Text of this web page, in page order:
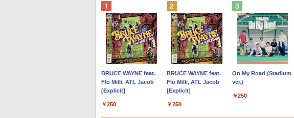
Anker Soundcore P40i
ブラック
Anker Soundcore P31i
ブラック
Anker Soundcore
Liberty 5 ミッドナイト
BRUCE WAYNE feat.
Flo Milli, ATL Jacob
[Explicit]
￥250
BRUCE WAYNE feat.
Flo Milli, ATL Jacob
[Explicit]
￥250
On My Road (Stadium
ver.)
￥250